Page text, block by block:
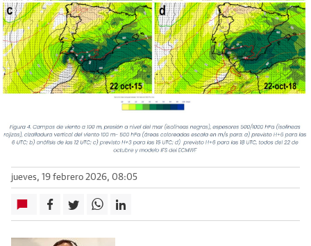
jueves, 19 febrero 2026, 08:05